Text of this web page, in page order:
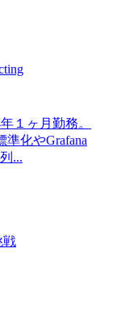
１ヶ月勤務。
準化やGrafana
...
戦